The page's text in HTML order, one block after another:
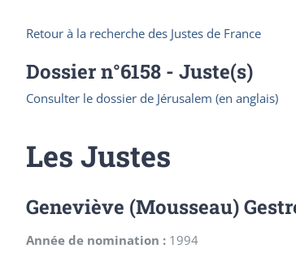
Retour à la recherche des Justes de France
Dossier n°6158 - Juste(s)
Consulter le dossier de Jérusalem (en anglais)
Les Justes
Geneviève (Mousseau)
Année de nomination : 1994